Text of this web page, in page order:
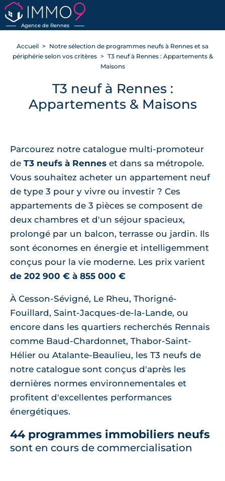
Agence de Rennes
Accueil
Notre sélection de programmes neufs à Rennes et sa
périphérie selon vos critères
T3 neuf à Rennes : Appartements &
Maisons
T3 neuf à Rennes :
Appartements & Maisons
Parcourez notre catalogue multi-promoteur
de T3 neufs à Rennes et dans sa métropole.
Vous souhaitez acheter un appartement neuf
de type 3 pour y vivre ou investir ? Ces
appartements de 3 pièces se composent de
deux chambres et d'un séjour spacieux,
prolongé par un balcon, terrasse ou jardin. Ils
sont économes en énergie et intelligemment
conçus pour la vie moderne. Les prix varient
de 202 900 € à 855 000 €
À Cesson-Sévigné, Le Rheu, Thorigné-
Fouillard, Saint-Jacques-de-la-Lande, ou
encore dans les quartiers recherchés Rennais
comme Baud-Chardonnet, Thabor-Saint-
Hélier ou Atalante-Beaulieu, les T3 neufs de
notre catalogue sont conçus d'après les
dernières normes environnementales et
profitent d'excellentes performances
énergétiques.
44 programmes immobiliers neufs
sont en cours de commercialisation